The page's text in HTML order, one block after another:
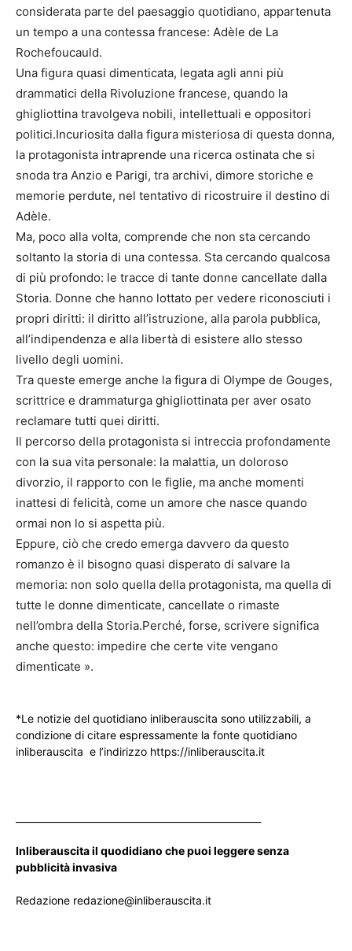
considerata parte del paesaggio quotidiano, appartenuta
un tempo a una contessa francese: Adèle de La
Rochefoucauld.
Una figura quasi dimenticata, legata agli anni più
drammatici della Rivoluzione francese, quando la
ghigliottina travolgeva nobili, intellettuali e oppositori
politici.Incuriosita dalla figura misteriosa di questa donna,
la protagonista intraprende una ricerca ostinata che si
snoda tra Anzio e Parigi, tra archivi, dimore storiche e
memorie perdute, nel tentativo di ricostruire il destino di
Adèle.
Ma, poco alla volta, comprende che non sta cercando
soltanto la storia di una contessa. Sta cercando qualcosa
di più profondo: le tracce di tante donne cancellate dalla
Storia. Donne che hanno lottato per vedere riconosciuti i
propri diritti: il diritto all’istruzione, alla parola pubblica,
all’indipendenza e alla libertà di esistere allo stesso
livello degli uomini.
Tra queste emerge anche la figura di Olympe de Gouges,
scrittrice e drammaturga ghigliottinata per aver osato
reclamare tutti quei diritti.
Il percorso della protagonista si intreccia profondamente
con la sua vita personale: la malattia, un doloroso
divorzio, il rapporto con le figlie, ma anche momenti
inattesi di felicità, come un amore che nasce quando
ormai non lo si aspetta più.
Eppure, ciò che credo emerga davvero da questo
romanzo è il bisogno quasi disperato di salvare la
memoria: non solo quella della protagonista, ma quella di
tutte le donne dimenticate, cancellate o rimaste
nell’ombra della Storia.Perché, forse, scrivere significa
anche questo: impedire che certe vite vengano
dimenticate ».
*Le notizie del quotidiano inliberauscita sono utilizzabili, a
condizione di citare espressamente la fonte quotidiano
inliberauscita e l’indirizzo https://inliberauscita.it
Inliberauscita il quodidiano che puoi leggere senza
pubblicità invasiva
Redazione redazione@inliberauscita.it